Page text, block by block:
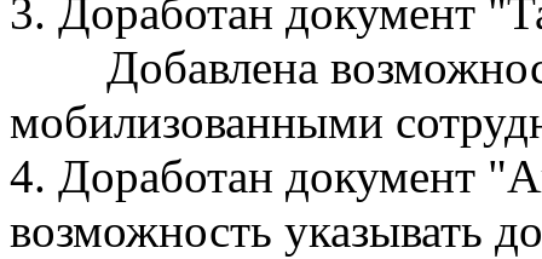
3. Доработан документ
Добавлена
мобилизованными
4. Доработан документ
возможность указывать